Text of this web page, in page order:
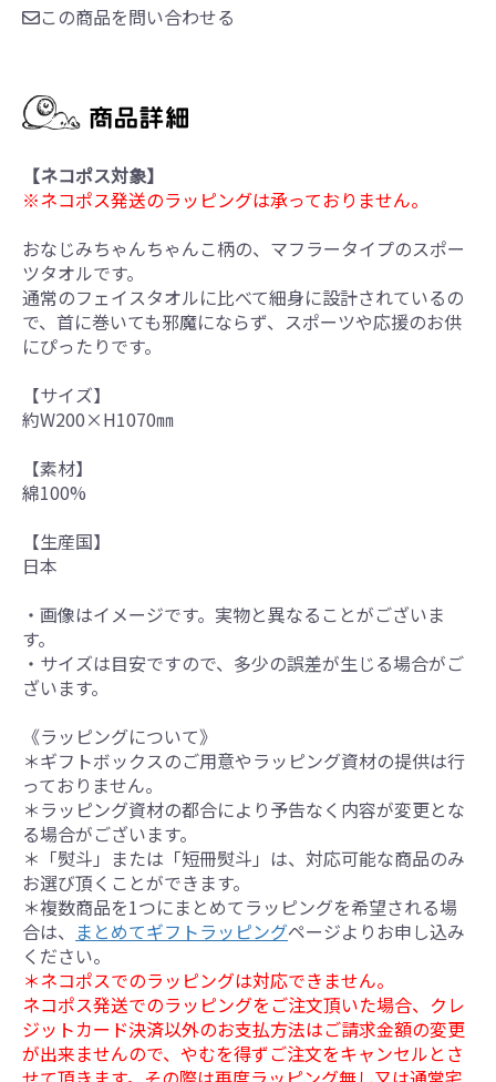
この商品を問い合わせる
【ネコポス対象】
※ネコポス発送のラッピングは承っておりません。
おなじみちゃんちゃんこ柄の、マフラータイプのスポー
ツタオルです。
通常のフェイスタオルに比べて細身に設計されているの
で、首に巻いても邪魔にならず、スポーツや応援のお供
にぴったりです。
【サイズ】
約W200×H1070㎜
【素材】
綿100%
【生産国】
日本
・画像はイメージです。実物と異なることがございま
す。
・サイズは目安ですので、多少の誤差が生じる場合がご
ざいます。
《ラッピングについて》
＊ギフトボックスのご用意やラッピング資材の提供は行
っておりません。
＊ラッピング資材の都合により予告なく内容が変更とな
る場合がございます。
＊「熨斗」または「短冊熨斗」は、対応可能な商品のみ
お選び頂くことができます。
＊複数商品を1つにまとめてラッピングを希望される場
合は、 まとめてギフトラッピングページよりお申し込み
ください。
＊ネコポスでのラッピングは対応できません。
ネコポス発送でのラッピングをご注文頂いた場合、クレ
ジットカード決済以外のお支払方法はご請求金額の変更
が出来ませんので、やむを得ずご注文をキャンセルとさ